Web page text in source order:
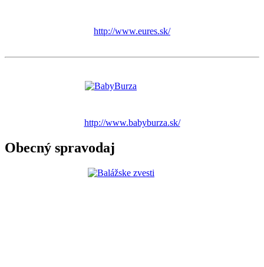
http://www.eures.sk/
http://www.babyburza.sk/
Obecný spravodaj